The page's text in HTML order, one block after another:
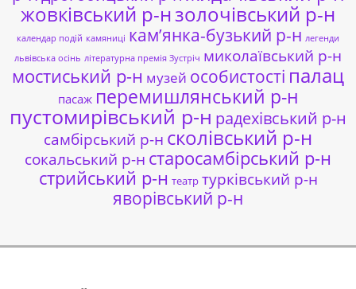
жовківський р-нзолочівський р-н
календар подій камяниці кам’янка-бузький р-н легенди
львівська осінь літературна премія Зустріч миколаївський р-н
мостиський р-н музей особистості палац
пасаж перемишлянський р-н
пустомирівський р-н радехівський р-н
самбірський р-н сколівський р-н
сокальський р-н старосамбірський р-н
стрийський р-н театр турківський р-н
яворівський р-н